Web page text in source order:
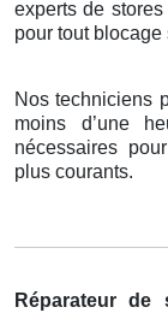
experts de
pour tout
Nos techniciens
moins d’une
nécessaires
plus courants.
Réparateur